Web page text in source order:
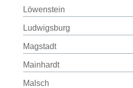
Löwenstein
Ludwigsburg
Magstadt
Mainhardt
Malsch